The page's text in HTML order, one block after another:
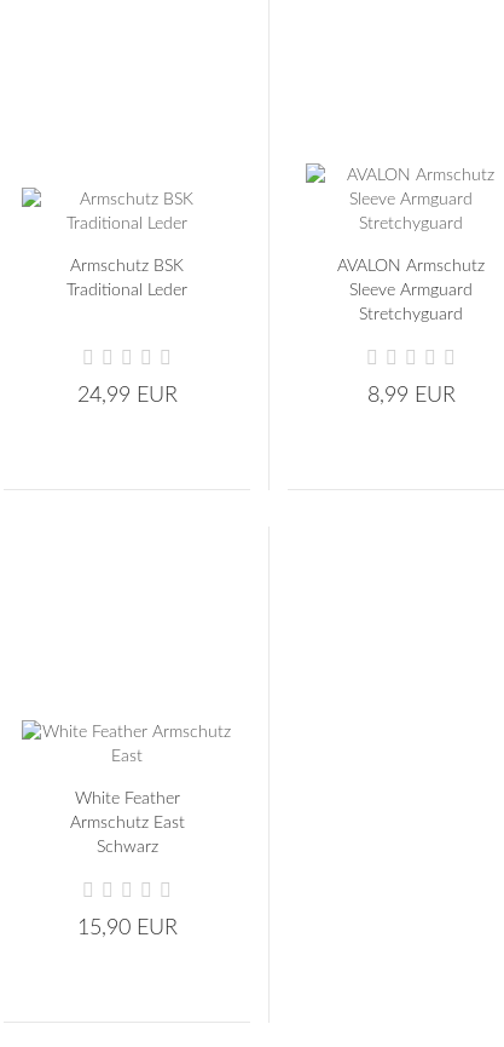
Armschutz BSK
Traditional Leder
24,99 EUR
AVALON Armschutz
Sleeve Armguard
Stretchyguard
8,99 EUR
White Feather
Armschutz East
Schwarz
15,90 EUR